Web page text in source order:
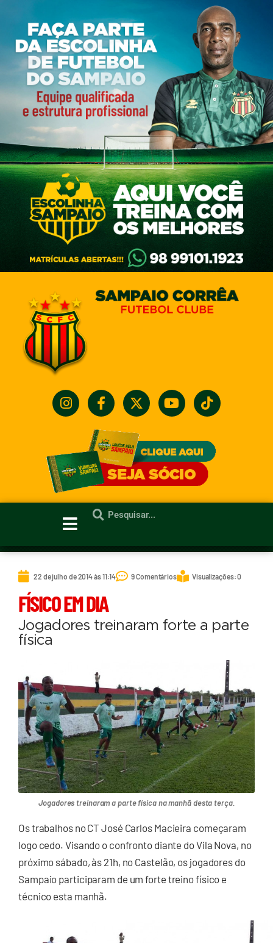
22 de julho de 2014 às 11:14 9 Comentários Visualizações: 0
FÍSICO EM DIA
Jogadores treinaram forte a parte
física
Jogadores treinaram a parte física na manhã desta terça.
Os trabalhos no CT José Carlos Macieira começaram
logo cedo. Visando o confronto diante do Vila Nova, no
próximo sábado, às 21h, no Castelão, os jogadores do
Sampaio participaram de um forte treino físico e
técnico esta manhã.